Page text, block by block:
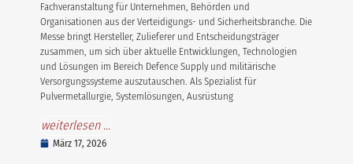
Fachveranstaltung für Unternehmen, Behörden und
Organisationen aus der Verteidigungs- und Sicherheitsbranche. Die
Messe bringt Hersteller, Zulieferer und Entscheidungsträger
zusammen, um sich über aktuelle Entwicklungen, Technologien
und Lösungen im Bereich Defence Supply und militärische
Versorgungssysteme auszutauschen. Als Spezialist für
Pulvermetallurgie, Systemlösungen, Ausrüstung
weiterlesen ...
März 17, 2026